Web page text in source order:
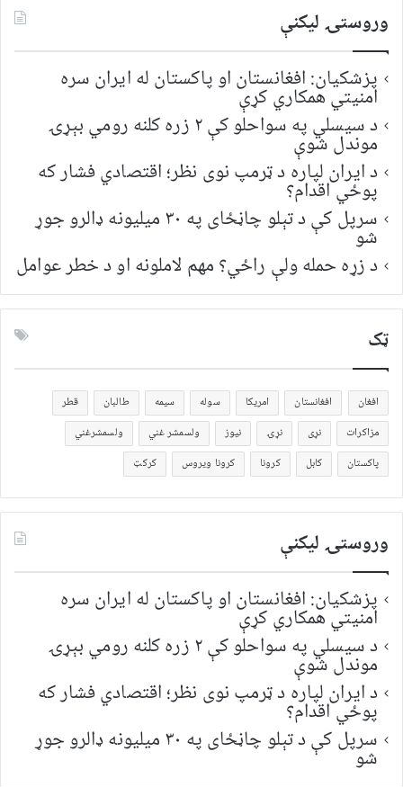
وروستۍ ليکنې
پزشکیان: افغانستان او پاکستان له ایران سره
امنیتي همکاري کړې
د سیسلي په سواحلو کې ۲ زره کلنه رومي بېړۍ
موندل شوې
د ایران لپاره د ټرمپ نوی نظر؛ اقتصادي فشار که
پوځي اقدام؟
سرپل کې د تېلو چاڼځای په ۳۰ میلیونه ډالرو جوړ
شو
د زړه حمله ولې راځي؟ مهم لاملونه او د خطر عوامل
ټک
افغان افغانستان امریکا سوله سیمه طالبان
قطر
مزاکرات
نړی نړۍ نیوز ولسمشر غني
ولسمشرغني
پاکستان
کابل کرونا کرونا ویروس کرکټ
وروستۍ ليکنې
پزشکیان: افغانستان او پاکستان له ایران سره
امنیتي همکاري کړې
د سیسلي په سواحلو کې ۲ زره کلنه رومي بېړۍ
موندل شوې
د ایران لپاره د ټرمپ نوی نظر؛ اقتصادي فشار که
پوځي اقدام؟
سرپل کې د تېلو چاڼځای په ۳۰ میلیونه ډالرو جوړ
شو